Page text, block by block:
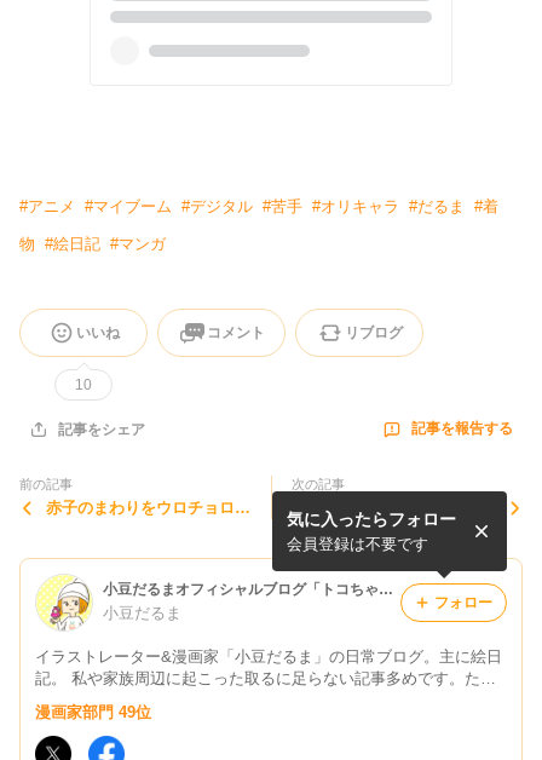
#アニメ #マイブーム #デジタル #苦手 #オリキャラ #だるま #着
物 #絵日記 #マンガ
いいね
10
コメント リブログ
記事をシェア 記事を報告する
前の記事
赤子のまわりをウロチョロす
次の記事
小豆だるまオフィシャルブログ「トコちゃんとパーマとカツラ」Powered by Ameba
小豆だるま
イラストレーター&漫画家「小豆だるま」の日常ブログ。主に絵日
記。 私や家族周辺に起こった取るに足らない記事多めです。ただ
今、着物とほら貝にはまり中
気に入ったらフォロー
会員登録は不要です
フォロー
漫画家部門 49位